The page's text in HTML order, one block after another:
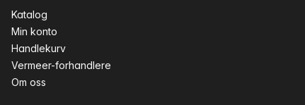
Katalog
Min konto
Handlekurv
Vermeer-forhandlere
Om oss